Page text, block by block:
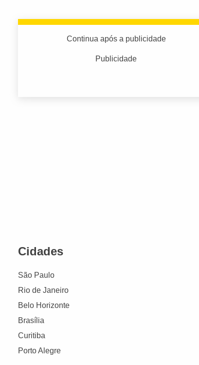
Continua após a publicidade
Publicidade
Cidades
São Paulo
Rio de Janeiro
Belo Horizonte
Brasília
Curitiba
Porto Alegre